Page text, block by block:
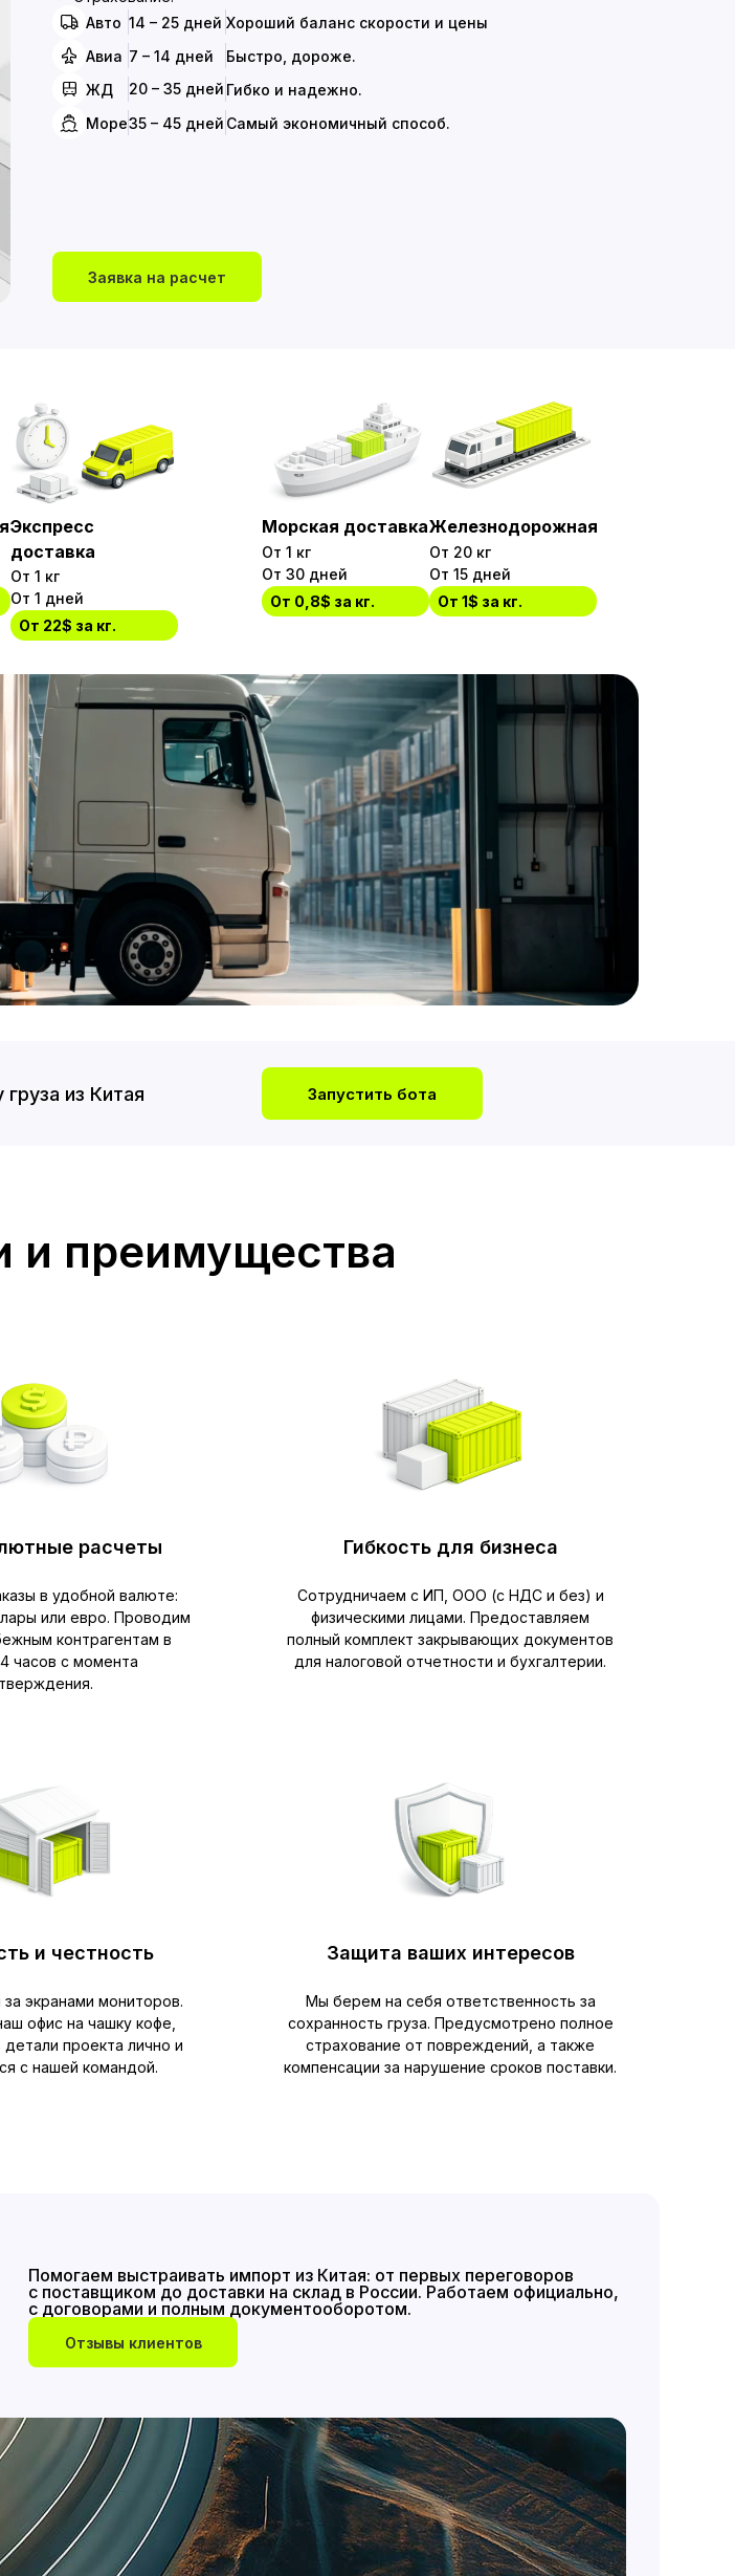
Авто 14 – 25 дней Хороший баланс скорости и цены
Авиа 7 – 14 дней
Быстро, дороже.
ЖД
20 – 35 дней Гибко и надежно.
Море35 – 45 дней Самый экономичный способ.
Заявка на расчет
Морская доставка
От 1 кг
От 30 дней
От 0,8$ за кг.
Железнодорожная
От 20 кг
От 15 дней
От 1$ за кг.
Экспресс
доставка
От 1 кг
От 1 дней
От 22$ за кг.
из Китая Запустить бота
и преимущества
расчеты
в удобной валюте:
или евро. Проводим
контрагентам в
часов с момента
Гибкость для бизнеса
Сотрудничаем с ИП, ООО (с НДС и без) и
физическими лицами. Предоставляем
полный комплект закрывающих документов
для налоговой отчетности и бухгалтерии.
и честность
экранами мониторов.
офис на чашку кофе,
проекта лично и
с нашей командой.
Защита ваших интересов
Мы берем на себя ответственность за
сохранность груза. Предусмотрено полное
страхование от повреждений, а также
компенсации за нарушение сроков поставки.
Помогаем выстраивать импорт из Китая: от первых переговоров
с поставщиком до доставки на склад в России. Работаем официально,
с договорами и полным документооборотом.
Отзывы клиентов